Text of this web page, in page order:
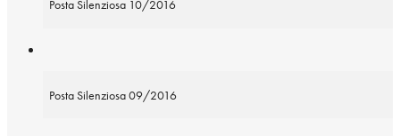
Posta Silenziosa 10/2016
Posta Silenziosa 09/2016